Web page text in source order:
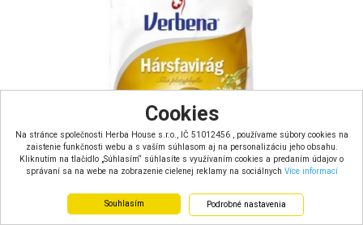
Cookies
Na stránce společnosti Herba House s.r.o., IČ 51012456 , používame súbory cookies na
zaistenie funkčnosti webu a s vaším súhlasom aj na personalizáciu jeho obsahu.
Kliknutím na tlačidlo „Súhlasím“ súhlasíte s využívaním cookies a predaním údajov o
správaní sa na webe na zobrazenie cielenej reklamy na sociálnych Více informací
Souhlasím Podrobné nastavenia
Verbena Lipové furé s vitamínem C (60g)